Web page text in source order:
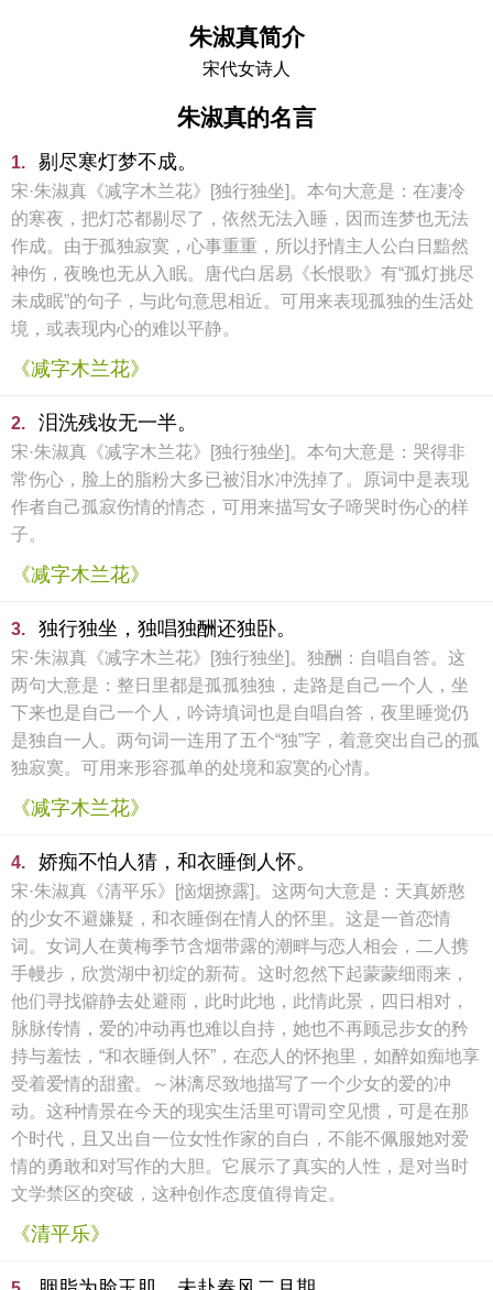
朱淑真简介
宋代女诗人
朱淑真的名言
1. 剔尽寒灯梦不成。
宋·朱淑真《减字木兰花》[独行独坐]。本句大意是：在凄冷
的寒夜，把灯芯都剔尽了，依然无法入睡，因而连梦也无法
作成。由于孤独寂寞，心事重重，所以抒情主人公白日黯然
神伤，夜晚也无从入眠。唐代白居易《长恨歌》有“孤灯挑尽
未成眠”的句子，与此句意思相近。可用来表现孤独的生活处
境，或表现内心的难以平静。
《减字木兰花》
2. 泪洗残妆无一半。
宋·朱淑真《减字木兰花》[独行独坐]。本句大意是：哭得非
常伤心，脸上的脂粉大多已被泪水冲洗掉了。原词中是表现
作者自己孤寂伤情的情态，可用来描写女子啼哭时伤心的样
子。
《减字木兰花》
3. 独行独坐，独唱独酬还独卧。
宋·朱淑真《减字木兰花》[独行独坐]。独酬：自唱自答。这
两句大意是：整日里都是孤孤独独，走路是自己一个人，坐
下来也是自己一个人，吟诗填词也是自唱自答，夜里睡觉仍
是独自一人。两句词一连用了五个“独”字，着意突出自己的孤
独寂寞。可用来形容孤单的处境和寂寞的心情。
《减字木兰花》
4. 娇痴不怕人猜，和衣睡倒人怀。
宋·朱淑真《清平乐》[恼烟撩露]。这两句大意是：天真娇憨
的少女不避嫌疑，和衣睡倒在情人的怀里。这是一首恋情
词。女词人在黄梅季节含烟带露的潮畔与恋人相会，二人携
手幔步，欣赏湖中初绽的新荷。这时忽然下起蒙蒙细雨来，
他们寻找僻静去处避雨，此时此地，此情此景，四日相对，
脉脉传情，爱的冲动再也难以自持，她也不再顾忌步女的矜
持与羞怯，“和衣睡倒人怀”，在恋人的怀抱里，如醉如痴地享
受着爱情的甜蜜。～淋漓尽致地描写了一个少女的爱的冲
动。这种情景在今天的现实生活里可谓司空见惯，可是在那
个时代，且又出自一位女性作家的自白，不能不佩服她对爱
情的勇敢和对写作的大胆。它展示了真实的人性，是对当时
文学禁区的突破，这种创作态度值得肯定。
《清平乐》